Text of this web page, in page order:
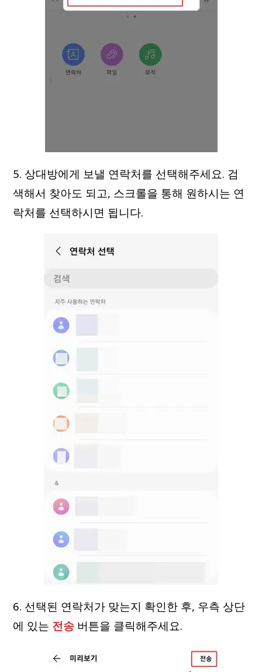
5. 상대방에게 보낼 연락처를 선택해주세요. 검
색해서 찾아도 되고, 스크롤을 통해 원하시는 연
락처를 선택하시면 됩니다.
6. 선택된 연락처가 맞는지 확인한 후, 우측 상단
에 있는 전송 버튼을 클릭해주세요.